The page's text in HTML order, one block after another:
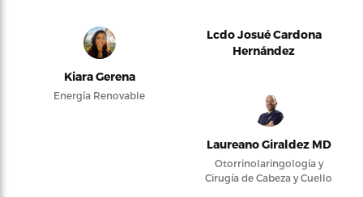
Kiara Gerena
Energía Renovable
Lcdo Josué Cardona
Hernández
Laureano Giraldez MD
Otorrinolaringología y
Cirugía de Cabeza y Cuello